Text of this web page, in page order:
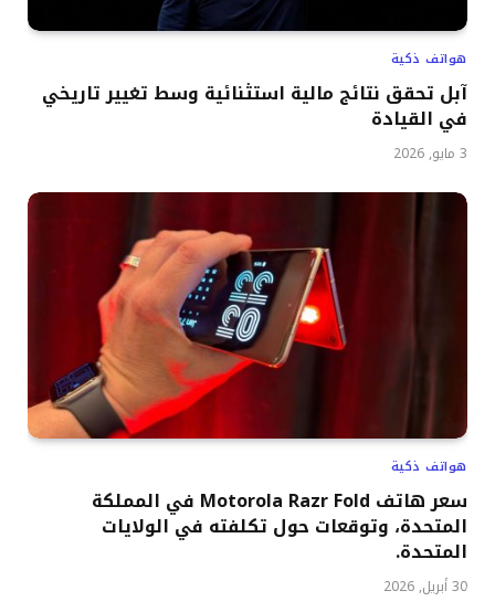
هواتف ذكية
آبل تحقق نتائج مالية استثنائية وسط تغيير تاريخي
في القيادة
3 مايو, 2026
هواتف ذكية
سعر هاتف Motorola Razr Fold في المملكة
المتحدة، وتوقعات حول تكلفته في الولايات
المتحدة.
30 أبريل, 2026